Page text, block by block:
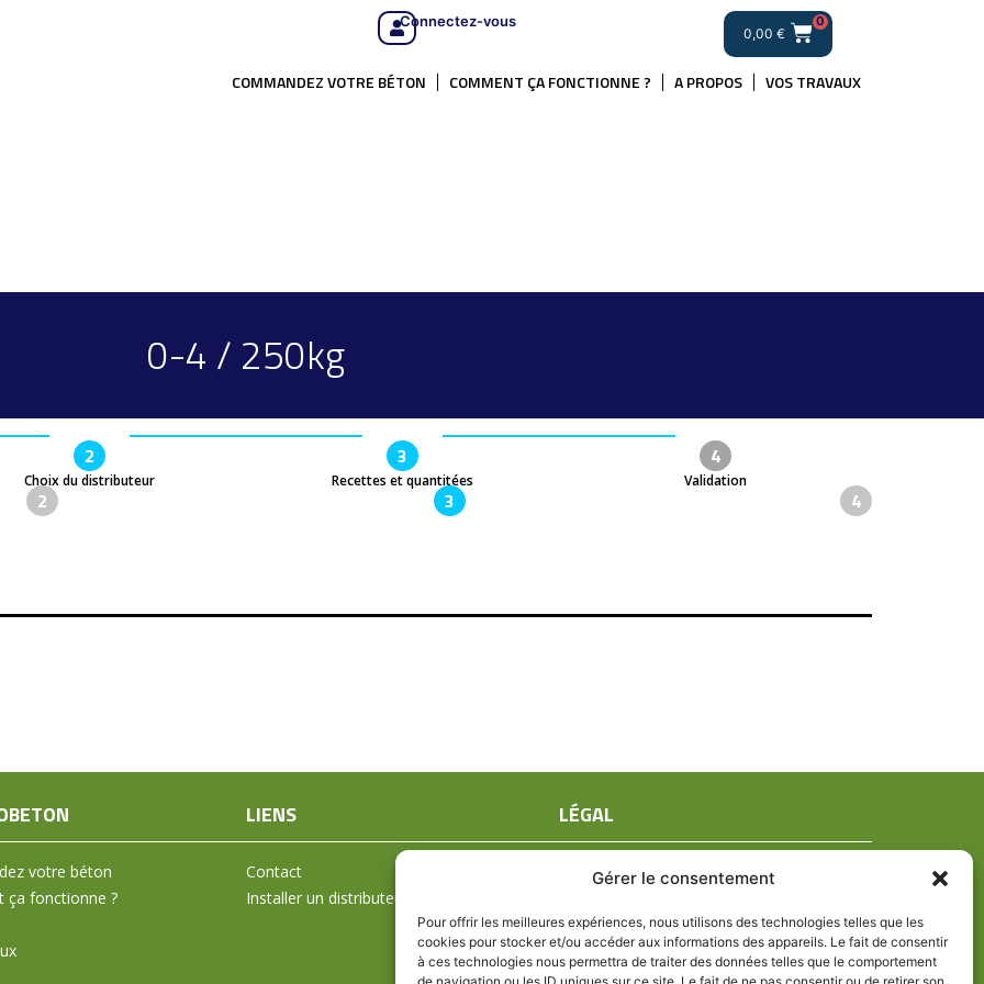
Gérer le consentement
Pour offrir les meilleures expériences, nous utilisons des technologies telles que les
cookies pour stocker et/ou accéder aux informations des appareils. Le fait de consentir
à ces technologies nous permettra de traiter des données telles que le comportement
Connectez-vous
0,00 €
0
COMMANDEZ VOTRE BÉTON COMMENT ÇA FONCTIONNE ? A PROPOS VOS TRAVAUX
0-4 / 250kg
2
Choix du distributeur
3
Recettes et quantitées
4
Validation
2 3 4
votre béton
ça fonctionne ?
LIENS
Contact
Installer un distributeur
LÉGAL
Mentions légales
Politique de confidentialité
Politique de cookies (UE)